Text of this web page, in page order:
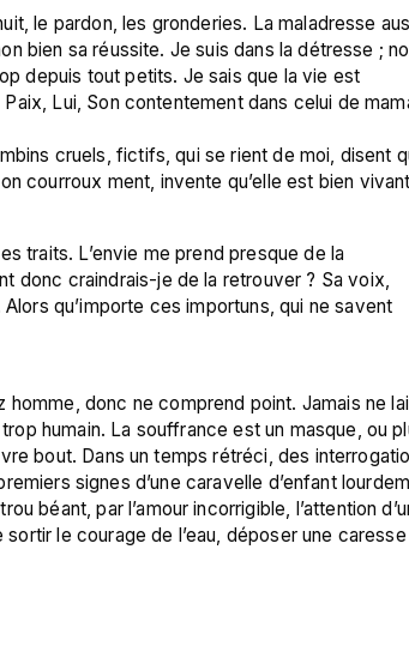
le pardon, les gronderies. La maladresse
bien sa réussite. Je suis dans la détresse ;
depuis tout petits. Je sais que la vie est
Lui, Son contentement dans celui de
cruels, fictifs, qui se rient de moi, disent
courroux ment, invente qu’elle est bien
traits. L’envie me prend presque de la
donc craindrais-je de la retrouver ? Sa voix,
Alors qu’importe ces importuns, qui ne savent
donc ne comprend point. Jamais ne
humain. La souffrance est un masque, ou
bout. Dans un temps rétréci, des
signes d’une caravelle d’enfant
béant, par l’amour incorrigible, l’attention
le courage de l’eau, déposer une